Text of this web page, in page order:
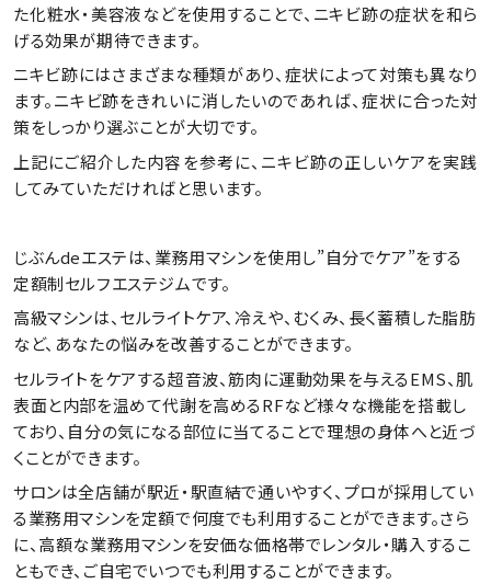
た化粧水・美容液などを使用することで、ニキビ跡の症状を和ら
げる効果が期待できます。
ニキビ跡にはさまざまな種類があり、症状によって対策も異なり
ます。ニキビ跡をきれいに消したいのであれば、症状に合った対
策をしっかり選ぶことが大切です。
上記にご紹介した内容を参考に、ニキビ跡の正しいケアを実践
してみていただければと思います。
じぶんdeエステは、業務用マシンを使用し”自分でケア”をする
定額制セルフエステジムです。
高級マシンは、セルライトケア、冷えや、むくみ、長く蓄積した脂肪
など、あなたの悩みを改善することができます。
セルライトをケアする超音波、筋肉に運動効果を与えるEMS、肌
表面と内部を温めて代謝を高めるRFなど様々な機能を搭載し
ており、自分の気になる部位に当てることで理想の身体へと近づ
くことができます。
サロンは全店舗が駅近・駅直結で通いやすく、プロが採用してい
る業務用マシンを定額で何度でも利用することができます。さら
に、高額な業務用マシンを安価な価格帯でレンタル・購入するこ
ともでき、ご自宅でいつでも利用することができます。